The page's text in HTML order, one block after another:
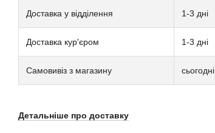
Доставка у відділення 1-3 дні
Доставка кур'єром 1-3 дні
Самовивіз з магазину сьогодні
Детальніше про доставку